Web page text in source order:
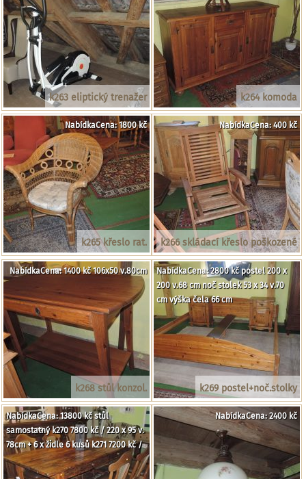
k263 eliptický trenažer k264 komoda
k265 křeslo rat.
NabídkaCena: 1800 kč
k266 skládací křeslo poškozené
NabídkaCena: 400 kč
k268 stůl konzol.
NabídkaCena: 1400 kč 106x50 v.80cm
k269 postel+noč.stolky
NabídkaCena: 2800 kč postel 200 x
200 v.68 cm noč stolek 53 x 34 v.70
cm výška čela 66 cm
NabídkaCena: 13800 kč stůl
samostatný k270 7800 kč / 220 x 95 v.
78cm + 6 x židle 6 kusů k271 7200 kč /
NabídkaCena: 2400 kč